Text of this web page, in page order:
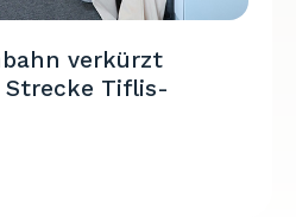
verkürzt
Strecke Tiflis-